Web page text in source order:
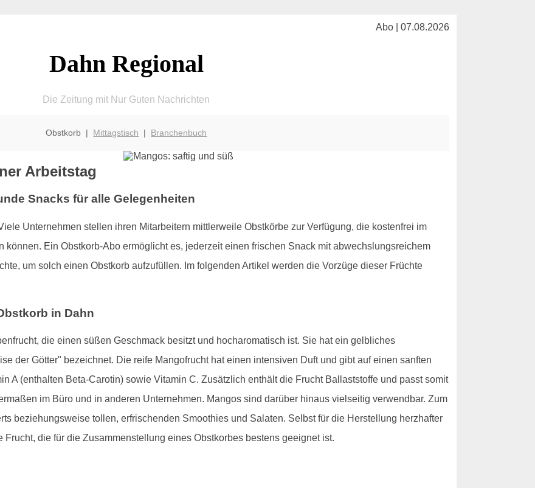
Abo | 07.08.2026
Dahn Regional
Die Zeitung mit Nur Guten Nachrichten
Obstkorb | Mittagstisch | Branchenbuch
Arbeitstag
Snacks für alle Gelegenheiten
Unternehmen stellen ihren Mitarbeitern mittlerweile Obstkörbe zur Verfügung, die kostenfrei im
können. Ein Obstkorb-Abo ermöglicht es, jederzeit einen frischen Snack mit abwechslungsreichem
um solch einen Obstkorb aufzufüllen. Im folgenden Artikel werden die Vorzüge dieser Früchte
in Dahn
die einen süßen Geschmack besitzt und hocharomatisch ist. Sie hat ein gelbliches
der Götter" bezeichnet. Die reife Mangofrucht hat einen intensiven Duft und gibt auf einen sanften
A (enthalten Beta-Carotin) sowie Vitamin C. Zusätzlich enthält die Frucht Ballaststoffe und passt somit
im Büro und in anderen Unternehmen. Mangos sind darüber hinaus vielseitig verwendbar. Zum
beziehungsweise tollen, erfrischenden Smoothies und Salaten. Selbst für die Herstellung herzhafter
die für die Zusammenstellung eines Obstkorbes bestens geeignet ist.